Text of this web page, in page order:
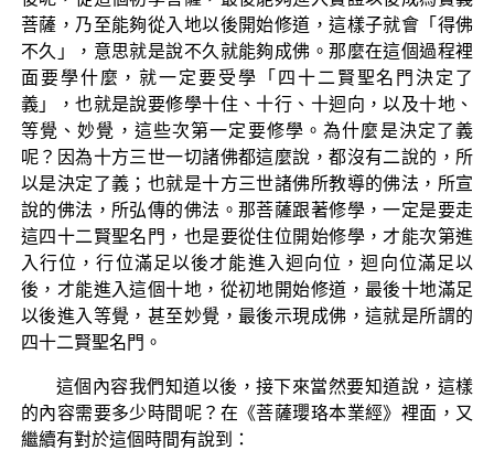
菩薩，乃至能夠從入地以後開始修道，這樣子就會「得佛
不久」，意思就是說不久就能夠成佛。那麼在這個過程裡
面要學什麼，就一定要受學「四十二賢聖名門決定了
義」，也就是說要修學十住、十行、十迴向，以及十地、
等覺、妙覺，這些次第一定要修學。為什麼是決定了義
呢？因為十方三世一切諸佛都這麼說，都沒有二說的，所
以是決定了義；也就是十方三世諸佛所教導的佛法，所宣
說的佛法，所弘傳的佛法。那菩薩跟著修學，一定是要走
這四十二賢聖名門，也是要從住位開始修學，才能次第進
入行位，行位滿足以後才能進入迴向位，迴向位滿足以
後，才能進入這個十地，從初地開始修道，最後十地滿足
以後進入等覺，甚至妙覺，最後示現成佛，這就是所謂的
四十二賢聖名門。
這個內容我們知道以後，接下來當然要知道說，這樣
的內容需要多少時間呢？在《菩薩瓔珞本業經》裡面，又
繼續有對於這個時間有說到：